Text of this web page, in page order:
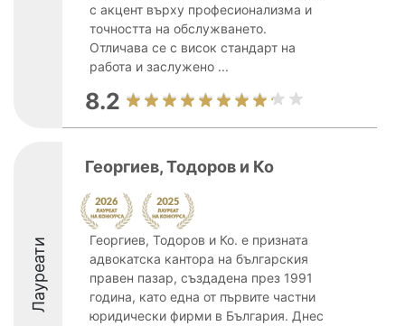
с акцент върху професионализма и
точността на обслужването.
Отличава се с висок стандарт на
работа и заслужено ...
8.2
Лауреати
Георгиев, Тодоров и Ко
Георгиев, Тодоров и Ко. е призната
адвокатска кантора на българския
правен пазар, създадена през 1991
година, като една от първите частни
юридически фирми в България. Днес